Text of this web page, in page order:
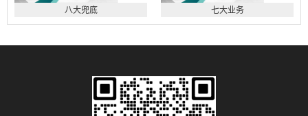
八大兜底 七大业务